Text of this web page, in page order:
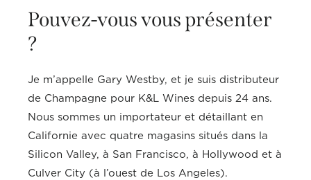
Pouvez-vous vous présenter
?
Je m’appelle Gary Westby, et je suis distributeur
de Champagne pour K&L Wines depuis 24 ans.
Nous sommes un importateur et détaillant en
Californie avec quatre magasins situés dans la
Silicon Valley, à San Francisco, à Hollywood et à
Culver City (à l’ouest de Los Angeles).